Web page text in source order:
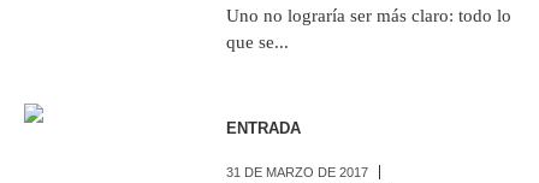
Uno no lograría ser más claro: todo lo
que se...
ENTRADA
31 DE MARZO DE 2017